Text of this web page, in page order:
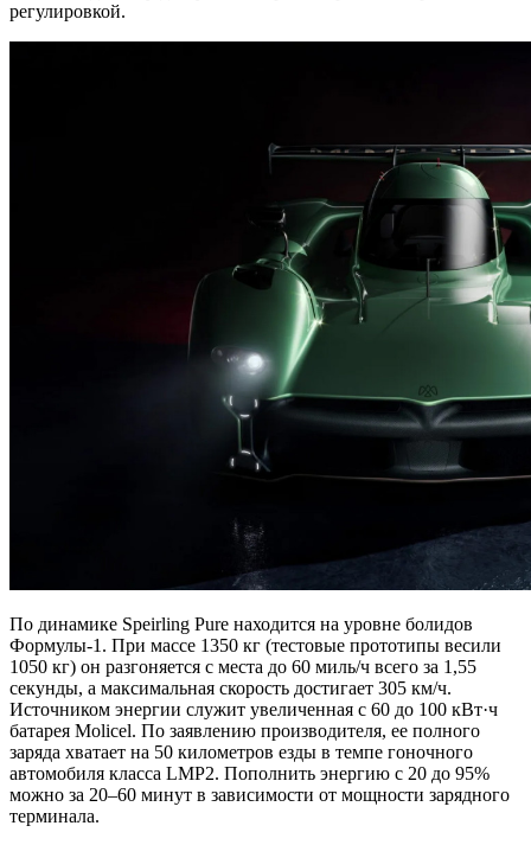
регулировкой.
По динамике Speirling Pure находится на уровне болидов
Формулы-1. При массе 1350 кг (тестовые прототипы весили
1050 кг) он разгоняется с места до 60 миль/ч всего за 1,55
секунды, а максимальная скорость достигает 305 км/ч.
Источником энергии служит увеличенная с 60 до 100 кВт·ч
батарея Molicel. По заявлению производителя, ее полного
заряда хватает на 50 километров езды в темпе гоночного
автомобиля класса LMP2. Пополнить энергию с 20 до 95%
можно за 20–60 минут в зависимости от мощности зарядного
терминала.